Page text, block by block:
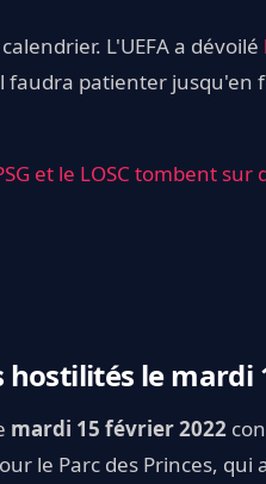
L'UEFA a dévoilé
faudra patienter
et le LOSC tombent
hostilités le mardi
mardi 15 février 2022
le Parc des Princes,